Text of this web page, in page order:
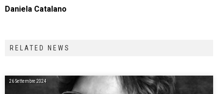
Daniela Catalano
RELATED NEWS
26 Settembre 2024